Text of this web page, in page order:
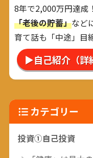
8年で2,000万円達成！
「老後の貯蓄」など
育て話も「中途」目
▶自己紹介（詳
カテゴリー
投資①自己投資